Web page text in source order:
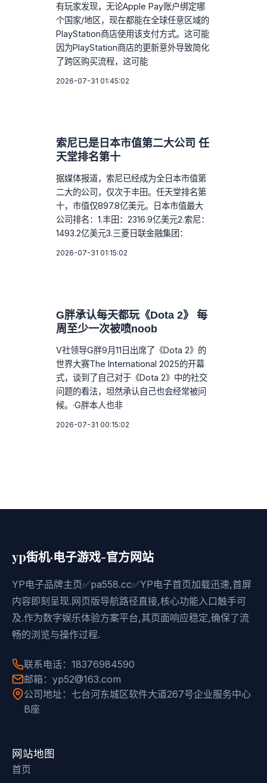
有玩家发现，无论Apple Pay账户绑定哪
个国家/地区，现在都能在全球任意区域的
PlayStation商店使用该支付方式。这可能
因为PlayStation商店的更新意外导致简化
了跨区购买流程，这可能
2026-07-31 01:45:02
索尼已是日本市值第二大公司 任
天堂排名第十
据媒体报道，索尼已经成为全日本市值第
二大的公司，仅次于丰田。任天堂排名第
十，市值仅897.8亿美元。日本市值最大
公司排名：1.丰田：2316.9亿美元2.索尼：
1493.2亿美元3.三菱日联金融集团：
2026-07-31 01:15:02
G胖承认每天都玩《Dota 2》 每
周至少一次被喷noob
V社领导G胖9月11日出席了《Dota 2》的
世界大赛The International 2025的开幕
式，谈到了自己对于《Dota 2》中的社交
问题的看法，坦然承认自己也会经常被问
候。·G胖本人也非
2026-07-31 00:15:02
yp街机·电子游戏-官方网站
YP电子品牌主页✅pa558.cc✅YP电子首页加载迅速,首屏
内容即刻呈现.网页版导航路径直接,核心功能入口触手可
及.作为数字娱乐体验方案平台,其页面响应稳定,确保了流
畅的浏览与操作过程.
联系电话：18376984590
邮箱：yp52@163.com
公司地址：七台河东城区软件大道267号企业服务中心
B座
网站地图
首页